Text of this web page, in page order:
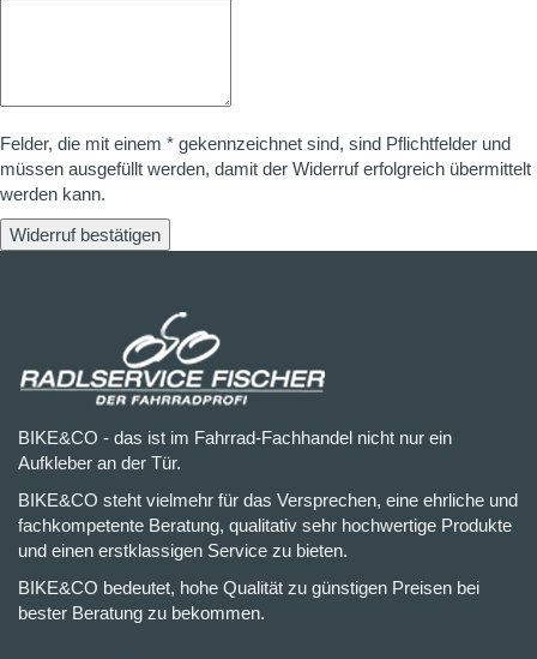
Felder, die mit einem * gekennzeichnet sind, sind Pflichtfelder und
müssen ausgefüllt werden, damit der Widerruf erfolgreich übermittelt
werden kann.
Widerruf bestätigen
BIKE&CO - das ist im Fahrrad-Fachhandel nicht nur ein
Aufkleber an der Tür.
BIKE&CO steht vielmehr für das Versprechen, eine ehrliche und
fachkompetente Beratung, qualitativ sehr hochwertige Produkte
und einen erstklassigen Service zu bieten.
BIKE&CO bedeutet, hohe Qualität zu günstigen Preisen bei
bester Beratung zu bekommen.